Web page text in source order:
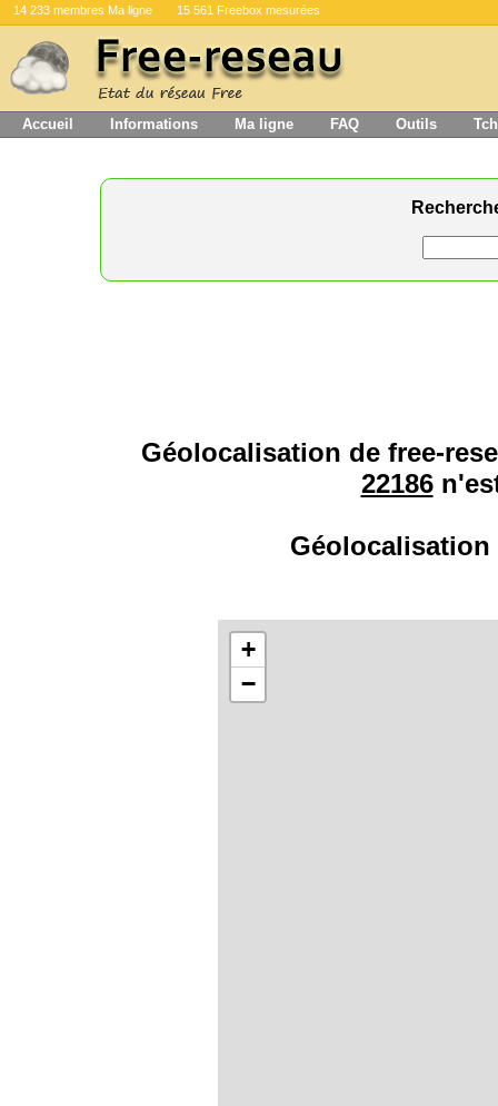
14 233 membres Ma ligne 15 561 Freebox mesurées
Accueil Informations Ma ligne FAQ Outils
Géolocalisation de free-
22186
+
−